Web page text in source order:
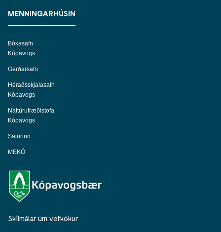
MENNINGARHÚSIN
Bókasafn
Kópavogs
Gerðarsafn
Héraðsskjalasafn
Kópavogs
Náttúrufræðistofa
Kópavogs
Salurinn
MEKÓ
Skilmálar um vefkökur